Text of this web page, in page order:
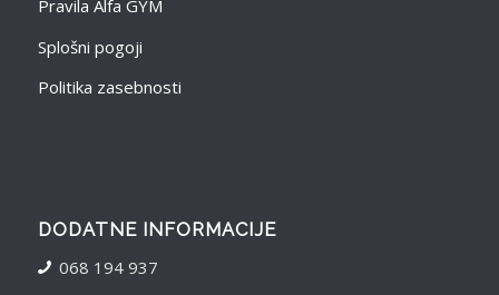
Pravila Alfa GYM
Splošni pogoji
Politika zasebnosti
DODATNE INFORMACIJE
068 194 937